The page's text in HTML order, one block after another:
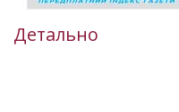
Детально